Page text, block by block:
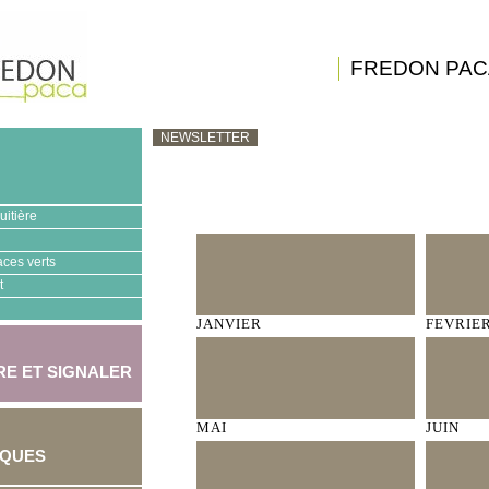
FREDON
verts
ET SIGNALER
NEWSLETTER
JANVIER
MAI JUIN